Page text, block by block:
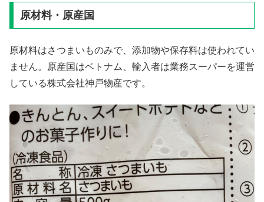
原材料・原産国
原材料はさつまいものみで、添加物や保存料は使われてい
ません。原産国はベトナム、輸入者は業務スーパーを運営
している株式会社神戸物産です。